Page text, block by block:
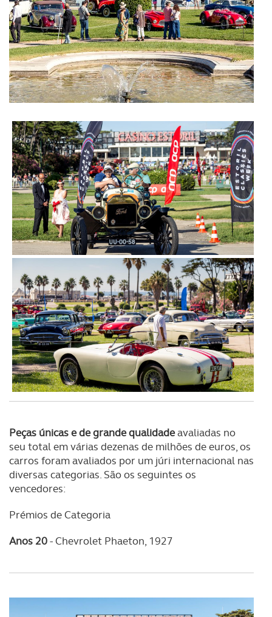
Peças únicas e de grande qualidadeavaliadas no
seu total em várias dezenas de milhões de euros, os
carros foram avaliados por um júri internacional nas
diversas categorias. São os seguintes os
vencedores:
Prémios de Categoria
Anos 20-Chevrolet Phaeton, 1927